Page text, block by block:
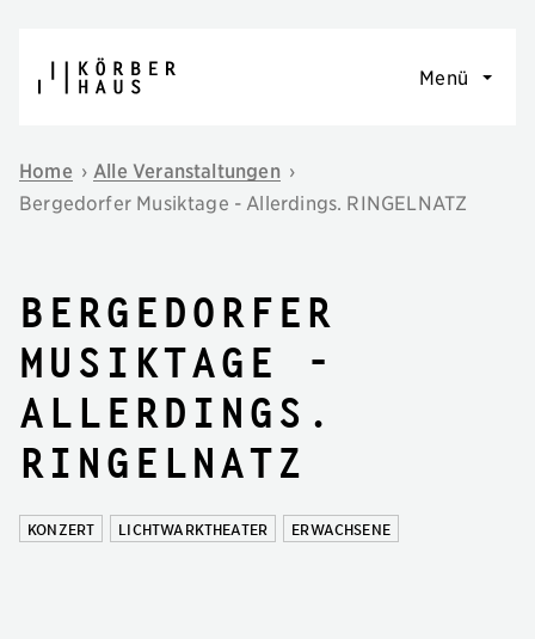
Menü
Home › Alle Veranstaltungen ›
Bergedorfer Musiktage - Allerdings. RINGELNATZ
Bergedorfer
Musiktage -
Allerdings.
RINGELNATZ
KONZERT LICHTWARKTHEATER ERWACHSENE